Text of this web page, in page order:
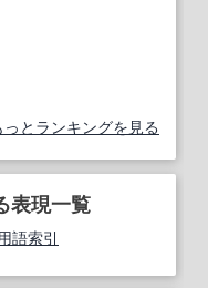
っとランキングを見る
表現一覧
語索引